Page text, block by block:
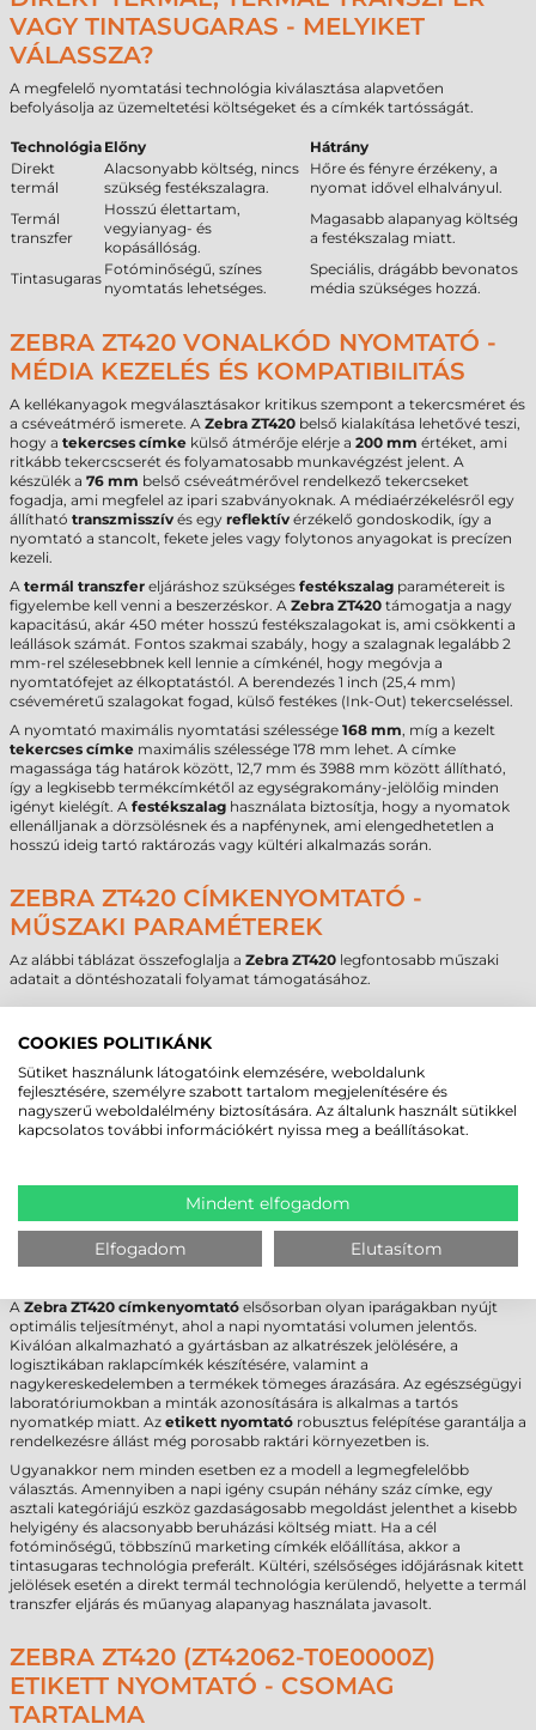
VAGY TINTASUGARAS - MELYIKET
VÁLASSZA?
A megfelelő nyomtatási technológia kiválasztása alapvetően
befolyásolja az üzemeltetési költségeket és a címkék tartósságát.
Technológia Előny
Hátrány
Direkt
termál
Alacsonyabb költség, nincs
szükség festékszalagra.
Hőre és fényre érzékeny, a
nyomat idővel elhalványul.
Termál
transzfer
Hosszú élettartam,
vegyianyag- és
kopásállóság.
Magasabb alapanyag költség
a festékszalag miatt.
Tintasugaras
Fotóminőségű, színes
nyomtatás lehetséges.
Speciális, drágább bevonatos
média szükséges hozzá.
ZEBRA ZT420 VONALKÓD NYOMTATÓ -
MÉDIA KEZELÉS ÉS KOMPATIBILITÁS
A kellékanyagok megválasztásakor kritikus szempont a tekercsméret és
a cséveátmérő ismerete. A Zebra ZT420 belső kialakítása lehetővé teszi,
hogy a tekercses címke külső átmérője elérje a 200 mm értéket, ami
ritkább tekercscserét és folyamatosabb munkavégzést jelent. A
készülék a 76 mm belső cséveátmérővel rendelkező tekercseket
fogadja, ami megfelel az ipari szabványoknak. A médiaérzékelésről egy
állítható transzmisszív és egy reflektív érzékelő gondoskodik, így a
nyomtató a stancolt, fekete jeles vagy folytonos anyagokat is precízen
kezeli.
A termál transzfer eljáráshoz szükséges festékszalag paramétereit is
figyelembe kell venni a beszerzéskor. A Zebra ZT420 támogatja a nagy
kapacitású, akár 450 méter hosszú festékszalagokat is, ami csökkenti a
leállások számát. Fontos szakmai szabály, hogy a szalagnak legalább 2
mm-rel szélesebbnek kell lennie a címkénél, hogy megóvja a
nyomtatófejet az élkoptatástól. A berendezés 1 inch (25,4 mm)
cséveméretű szalagokat fogad, külső festékes (Ink-Out) tekercseléssel.
A nyomtató maximális nyomtatási szélessége 168 mm, míg a kezelt
tekercses címke maximális szélessége 178 mm lehet. A címke
magassága tág határok között, 12,7 mm és 3988 mm között állítható,
így a legkisebb termékcímkétől az egységrakomány-jelölőig minden
igényt kielégít. A festékszalag használata biztosítja, hogy a nyomatok
ellenálljanak a dörzsölésnek és a napfénynek, ami elengedhetetlen a
hosszú ideig tartó raktározás vagy kültéri alkalmazás során.
ZEBRA ZT420 CÍMKENYOMTATÓ -
MŰSZAKI PARAMÉTEREK
Az alábbi táblázat összefoglalja a Zebra ZT420 legfontosabb műszaki
adatait a döntéshozatali folyamat támogatásához.
Márka
Zebra
Technológia
termál transzfer
Felbontás
203 dpi
Max. tekercsátmérő
200 mm
Garancia
12 hónap(készülék),6 hónap(fej)
FELHASZNÁLÁSI TERÜLETEK ÉS „MIKOR
NEM EZ A MEGFELELŐ VÁLASZTÁS?”
A Zebra ZT420 címkenyomtató elsősorban olyan iparágakban nyújt
optimális teljesítményt, ahol a napi nyomtatási volumen jelentős.
Kiválóan alkalmazható a gyártásban az alkatrészek jelölésére, a
logisztikában raklapcímkék készítésére, valamint a
nagykereskedelemben a termékek tömeges árazására. Az egészségügyi
laboratóriumokban a minták azonosítására is alkalmas a tartós
nyomatkép miatt. Az etikett nyomtató robusztus felépítése garantálja a
rendelkezésre állást még porosabb raktári környezetben is.
Ugyanakkor nem minden esetben ez a modell a legmegfelelőbb
választás. Amennyiben a napi igény csupán néhány száz címke, egy
asztali kategóriájú eszköz gazdaságosabb megoldást jelenthet a kisebb
helyigény és alacsonyabb beruházási költség miatt. Ha a cél
fotóminőségű, többszínű marketing címkék előállítása, akkor a
tintasugaras technológia preferált. Kültéri, szélsőséges időjárásnak kitett
jelölések esetén a direkt termál technológia kerülendő, helyette a termál
transzfer eljárás és műanyag alapanyag használata javasolt.
ZEBRA ZT420 (ZT42062-T0E0000Z)
ETIKETT NYOMTATÓ - CSOMAG
TARTALMA
COOKIES POLITIKÁNK
Sütiket használunk látogatóink elemzésére, weboldalunk
fejlesztésére, személyre szabott tartalom megjelenítésére és
nagyszerű weboldalélmény biztosítására. Az általunk használt sütikkel
kapcsolatos további információkért nyissa meg a beállításokat.
Mindent elfogadom
Elfogadom Elutasítom